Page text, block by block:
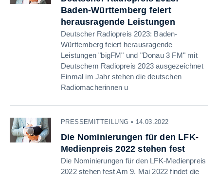
Baden-Württemberg feiert
herausragende Leistungen
Deutscher Radiopreis 2023: Baden-
Württemberg feiert herausragende
Leistungen "bigFM" und "Donau 3 FM" mit
Deutschem Radiopreis 2023 ausgezeichnet
Einmal im Jahr stehen die deutschen
Radiomacherinnen u
PRESSEMITTEILUNG • 14.03.2022
Die Nominierungen für den LFK-
Medienpreis 2022 stehen fest
Die Nominierungen für den LFK-Medienpreis
2022 stehen fest Am 9. Mai 2022 findet die